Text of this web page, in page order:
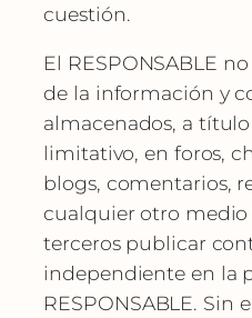
cuestión.
El RESPONSABLE
de la información y
almacenados, a
limitativo, en foros,
blogs, comentarios,
cualquier otro
terceros publicar
independiente en la
RESPONSABLE. Sin